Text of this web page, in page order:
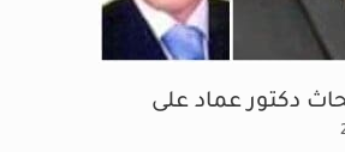
دكتور عماد على